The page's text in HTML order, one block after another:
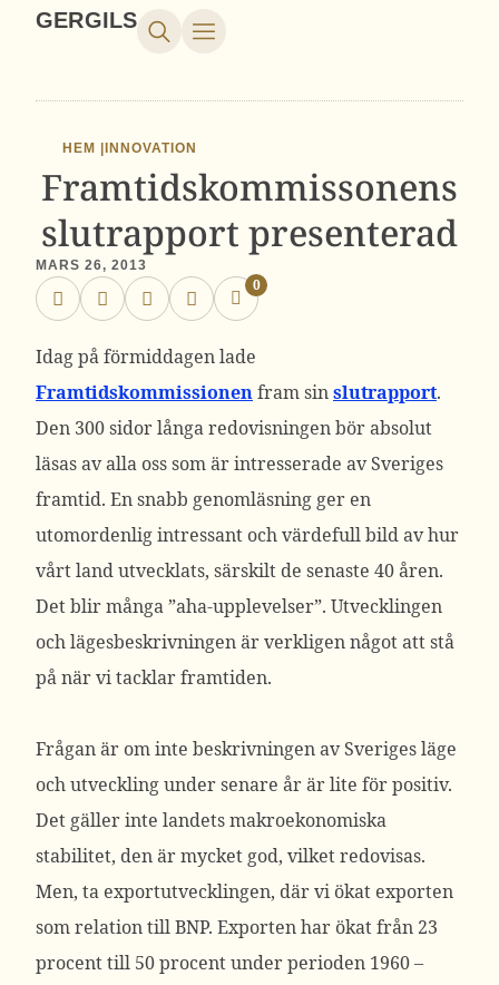
GERGILS
HEM | INNOVATION
Framtidskommissonens
slutrapport presenterad
MARS 26, 2013
0
Idag på förmiddagen lade
Framtidskommissionenfram sinslutrapport.
Den 300 sidor långa redovisningen bör absolut
läsas av alla oss som är intresserade av Sveriges
framtid. En snabb genomläsning ger en
utomordenlig intressant och värdefull bild av hur
vårt land utvecklats, särskilt de senaste 40 åren.
Det blir många ”aha-upplevelser”. Utvecklingen
och lägesbeskrivningen är verkligen något att stå
på när vi tacklar framtiden.
Frågan är om inte beskrivningen av Sveriges läge
och utveckling under senare år är lite för positiv.
Det gäller inte landets makroekonomiska
stabilitet, den är mycket god, vilket redovisas.
Men, ta exportutvecklingen, där vi ökat exporten
som relation till BNP. Exporten har ökat från 23
procent till 50 procent under perioden 1960 –